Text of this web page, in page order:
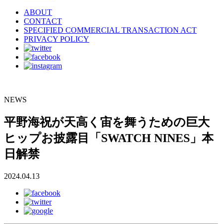
ABOUT
CONTACT
SPECIFIED COMMERCIAL TRANSACTION ACT
PRIVACY POLICY
NEWS
平野海祝が天高く宙を舞うための巨大
ヒップお披露目「SWATCH NINES」本
日解禁
2024.04.13